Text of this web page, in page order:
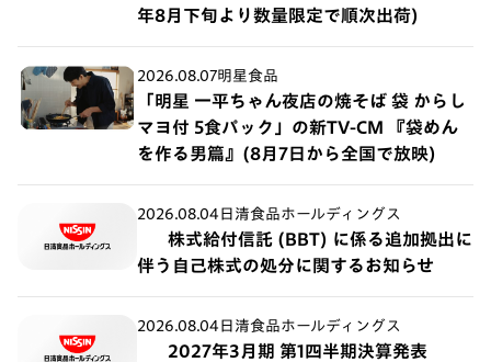
年8月下旬より数量限定で順次出荷)
2026.08.07明星食品
「明星 一平ちゃん夜店の焼そば 袋 からし
マヨ付 5食パック」の新TV-CM 『袋めん
を作る男篇』(8月7日から全国で放映)
2026.08.04 日清食品ホールディングス
株式給付信託 (BBT) に係る追加拠出に
伴う自己株式の処分に関するお知らせ
2026.08.04 日清食品ホールディングス
2027年3月期 第1四半期決算発表